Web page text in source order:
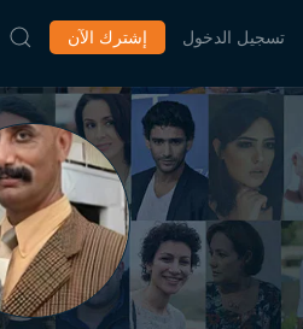
إشترك الآن تسجيل الدخول